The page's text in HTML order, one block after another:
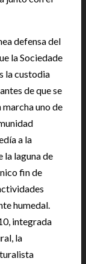
defensa del
la Sociedade
la custodia
de que se
uno de
a la
la laguna de
fin de
humedal.
integrada
la